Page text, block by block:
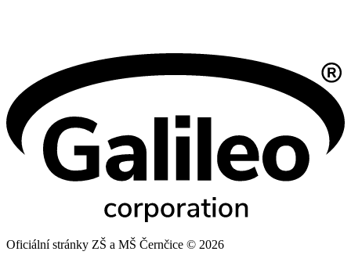
Oficiální stránky ZŠ a MŠ Černčice © 2026